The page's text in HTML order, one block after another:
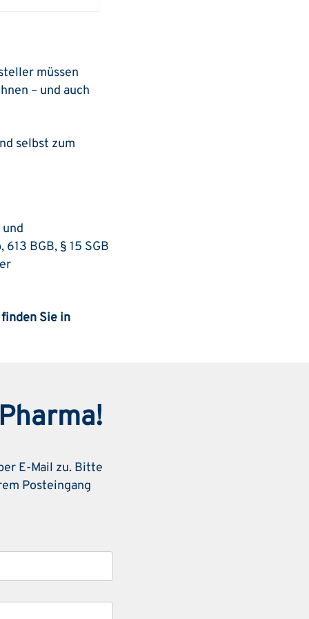
müssen
– und auch
selbst zum
BGB, § 15 SGB
Sie in
E-Mail zu. Bitte
Posteingang